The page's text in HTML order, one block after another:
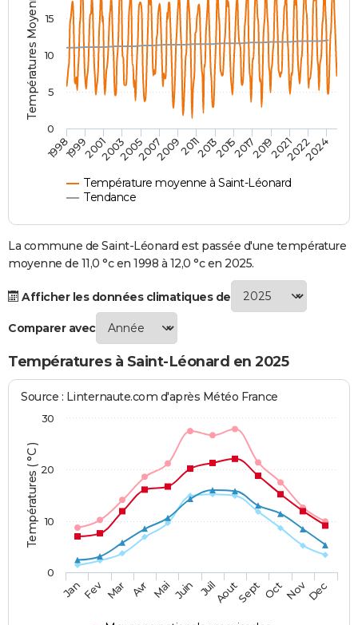
Destinations
City break
Voyage nature
Voyage de noces
Forum
Climat
PHOTO
GUIDES D'ACHAT
BONS PLANS
CARTE DE VOEUX
Carte de Noël
Carte Bonne année
Carte Saint-Valentin
Carte Pâques
Carte d'anniversaire
DICTIONNAIRE
PROGRAMME TV
S'inscrire
Se connecter
Lycées
Collèges
Primaires
Universités
Entreprises
Service militaire
Avis de recherche
AVIS DE DÉCÈS
Températures Moyennes ( °C )
Température moyenne à Saint-Léonard
Tendance
199819992001200320052007200920112013201520172019202120222024
0
5
10
15
La commune de Saint-Léonard est passée d'une température
moyenne de 11,0 °c en 1998 à 12,0 °c en 2025.
Afficher les données climatiques de
Comparer avec
Températures à Saint-Léonard en 2025
Températures ( °C )
Source : Linternaute.com d'après Météo France
JanFev Mar Avr Mai Juin JuilAoutSept OctNovDec
0
10
20
30